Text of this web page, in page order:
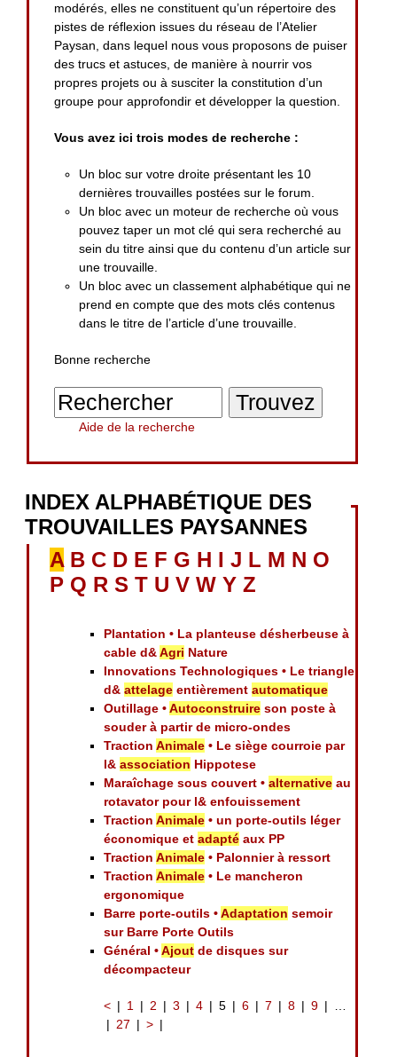
modérés, elles ne constituent qu’un répertoire des
pistes de réflexion issues du réseau de l’Atelier
Paysan, dans lequel nous vous proposons de puiser
des trucs et astuces, de manière à nourrir vos
propres projets ou à susciter la constitution d’un
groupe pour approfondir et développer la question.
Vous avez ici trois modes de recherche :
Un bloc sur votre droite présentant les 10
dernières trouvailles postées sur le forum.
Un bloc avec un moteur de recherche où vous
pouvez taper un mot clé qui sera recherché au
sein du titre ainsi que du contenu d’un article sur
une trouvaille.
Un bloc avec un classement alphabétique qui ne
prend en compte que des mots clés contenus
dans le titre de l’article d’une trouvaille.
Bonne recherche
Aide de la recherche
INDEX ALPHABÉTIQUE DES
TROUVAILLES PAYSANNES
A B C D E F G H I J L M N O
P Q R S T U V W Y Z
Plantation • La planteuse désherbeuse à
cable d&Agri Nature
Innovations Technologiques • Le triangle
d&attelage entièrementautomatique
Outillage •Autoconstruire son poste à
souder à partir de micro-ondes
TractionAnimale • Le siège courroie par
l&association Hippotese
Maraîchage sous couvert •alternative au
rotavator pour l& enfouissement
TractionAnimale • un porte-outils léger
économique etadapté aux PP
TractionAnimale • Palonnier à ressort
TractionAnimale • Le mancheron
ergonomique
Barre porte-outils •Adaptation semoir
sur Barre Porte Outils
Général •Ajout de disques sur
décompacteur
< 1 2 3 4 5 6 7 8 9
…
27
>